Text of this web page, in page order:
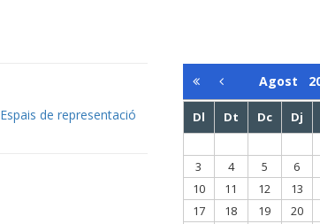
Espais de representació
Agost
Dl Dt Dc Dj
3
4 5 6
10
11 12 13
17
18 19 20